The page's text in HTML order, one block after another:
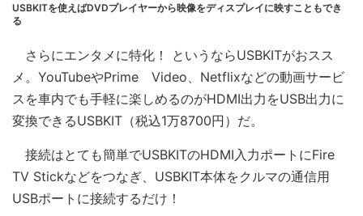
USBKITを使えばDVDプレイヤーから映像をディスプレイに映すこともでき
る
さらにエンタメに特化！ というならUSBKITがおスス
メ。YouTubeやPrime Video、Netflixなどの動画サービ
スを車内でも手軽に楽しめるのがHDMI出力をUSB出力に
変換できるUSBKIT（税込1万8700円）だ。
接続はとても簡単でUSBKITのHDMI入力ポートにFire
TV Stickなどをつなぎ、USBKIT本体をクルマの通信用
USBポートに接続するだけ！